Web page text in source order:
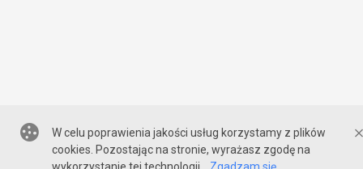
W celu poprawienia jakości usług korzystamy z plików
cookies. Pozostając na stronie, wyrażasz zgodę na